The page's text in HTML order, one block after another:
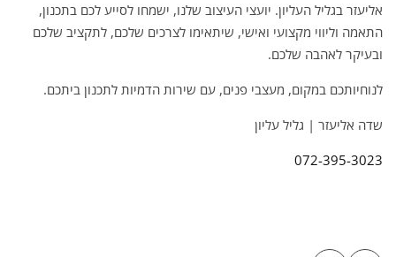
אליעזר בגליל העליון. יועצי העיצוב שלנו, ישמחו לסייע לכם בתכנון,
התאמה וליווי מקצועי ואישי, שיתאימו לצרכים שלכם, לתקציב שלכם
ובעיקר לאהבה שלכם.
לנוחיותכם במקום, מעצבי פנים, עם שירות הדמיות לתכנון ביתכם.
שדה אליעזר | גליל עליון
072-395-3023